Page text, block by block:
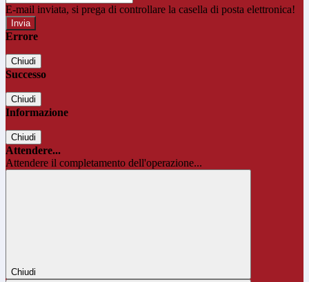
E-mail inviata, si prega di controllare la casella di posta elettronica!
Errore
Chiudi
Successo
Chiudi
Informazione
Chiudi
Attendere...
Attendere il completamento dell'operazione...
Chiudi